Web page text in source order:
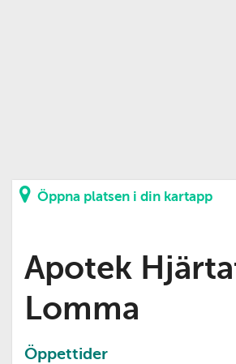
Öppna platsen i din kartapp
Apotek
Lomma
Öppettider